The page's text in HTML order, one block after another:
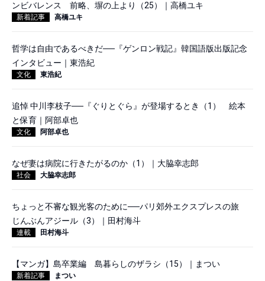
ンビバレンス 前略、塀の上より（25）｜高橋ユキ
新着記事 高橋ユキ
哲学は自由であるべきだ──『ゲンロン戦記』韓国語版出版記念
インタビュー｜東浩紀
文化 東浩紀
追悼 中川李枝子──『ぐりとぐら』が登場するとき（1） 絵本
と保育｜阿部卓也
文化 阿部卓也
なぜ妻は病院に行きたがるのか（1）｜大脇幸志郎
社会 大脇幸志郎
ちょっと不審な観光客のために──パリ郊外エクスプレスの旅
じんぶんアジール（3）｜田村海斗
連載 田村海斗
【マンガ】島卒業編 島暮らしのザラシ（15）｜まつい
新着記事 まつい